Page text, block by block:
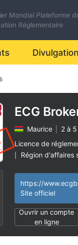
Mondial Plateforme
Réglementaire
Divulgation
pour l'instant.
ECG
Maurice
2 à
Licence de
Région d'affaires
https://
Site officiel
Ouvrir un compte
en ligne